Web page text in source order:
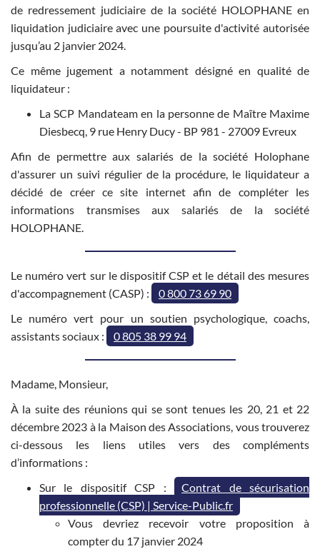
de redressement judiciaire de la société HOLOPHANE en
liquidation judiciaire avec une poursuite d'activité autorisée
jusqu’au 2 janvier 2024.
Ce même jugement a notamment désigné en qualité de
liquidateur :
La SCP Mandateam en la personne de Maître Maxime
Diesbecq, 9 rue Henry Ducy - BP 981 - 27009 Evreux
Afin de permettre aux salariés de la société Holophane
d'assurer un suivi régulier de la procédure, le liquidateur a
décidé de créer ce site internet afin de compléter les
informations transmises aux salariés de la société
HOLOPHANE.
Le numéro vert sur le dispositif CSP et le détail des mesures
d'accompagnement (CASP) :
0 800 73 69 90
Le numéro vert pour un soutien psychologique, coachs,
assistants sociaux :
0 805 38 99 94
Madame, Monsieur,
À la suite des réunions qui se sont tenues les 20, 21 et 22
décembre 2023 à la Maison des Associations, vous trouverez
ci-dessous les liens utiles vers des compléments
d’informations :
Sur le dispositif CSP :
Contrat de sécurisation
professionnelle (CSP) | Service-Public.fr
Vous devriez recevoir votre proposition à
compter du 17 janvier 2024